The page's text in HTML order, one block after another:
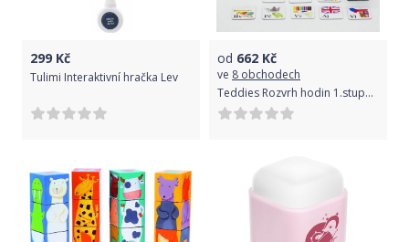
299 Kč
Tulimi Interaktivní hračka Lev
od 662 Kč
ve 8 obchodech
Teddies Rozvrh hodin 1.stupeň pro holky 1.-5. třída 146ks v plechové krabičce